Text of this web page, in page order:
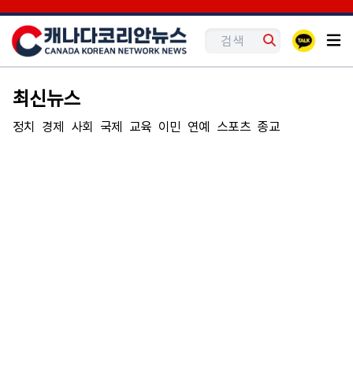
최신뉴스
정치 경제 사회 국제 교육 이민 연예 스포츠 종교